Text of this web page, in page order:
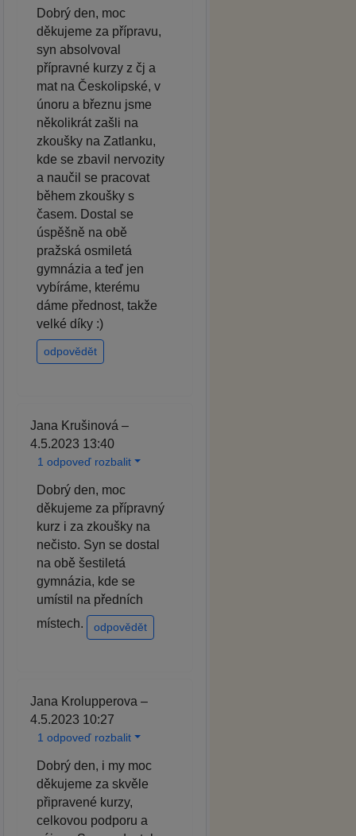
Dobrý den, moc
děkujeme za přípravu,
syn absolvoval
přípravné kurzy z čj a
mat na Českolipské, v
únoru a březnu jsme
několikrát zašli na
zkoušky na Zatlanku,
kde se zbavil nervozity
a naučil se pracovat
během zkoušky s
časem. Dostal se
úspěšně na obě
pražská osmiletá
gymnázia a teď jen
vybíráme, kterému
dáme přednost, takže
velké díky :)
odpovědět
Jana Krušinová –
4.5.2023 13:40
1 odpoveď rozbalit
Dobrý den, moc
děkujeme za přípravný
kurz i za zkoušky na
nečisto. Syn se dostal
na obě šestiletá
gymnázia, kde se
umístil na předních
místech.
odpovědět
Jana Krolupperova –
4.5.2023 10:27
1 odpoveď rozbalit
Dobrý den, i my moc
děkujeme za skvěle
připravené kurzy,
celkovou podporu a